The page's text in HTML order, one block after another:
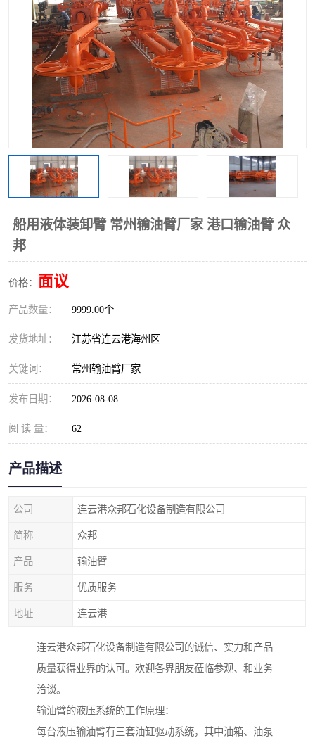
船用液体装卸臂 常州输油臂厂家 港口输油臂 众
邦
价格： 面议
产品数量： 9999.00个
发货地址： 江苏省连云港海州区
关键词： 常州输油臂厂家
发布日期： 2026-08-08
阅 读 量： 62
产品描述
公司 连云港众邦石化设备制造有限公司
简称 众邦
产品 输油臂
服务 优质服务
地址 连云港
连云港众邦石化设备制造有限公司的诚信、实力和产品
质量获得业界的认可。欢迎各界朋友莅临参观、和业务
洽谈。
输油臂的液压系统的工作原理：
每台液压输油臂有三套油缸驱动系统，其中油箱、油泵